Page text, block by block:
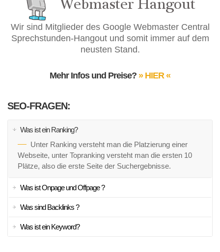
Wir sind Mitglieder des Google Webmaster Central
Sprechstunden-Hangout und somit immer auf dem
neusten Stand.
Mehr Infos und Preise? » HIER «
SEO-FRAGEN:
Was ist ein Ranking?
Unter Ranking versteht man die Platzierung einer
Webseite, unter Topranking versteht man die ersten 10
Plätze, also die erste Seite der Suchergebnisse.
Was ist Onpage und Offpage ?
Was sind Backlinks ?
Was ist ein Keyword?